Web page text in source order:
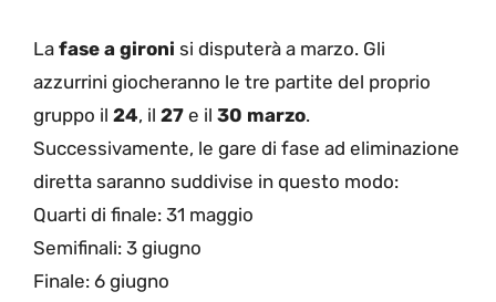
La fase a gironi si disputerà a marzo. Gli
azzurrini giocheranno le tre partite del proprio
gruppo il 24, il 27 e il 30 marzo.
Successivamente, le gare di fase ad eliminazione
diretta saranno suddivise in questo modo:
Quarti di finale: 31 maggio
Semifinali: 3 giugno
Finale: 6 giugno